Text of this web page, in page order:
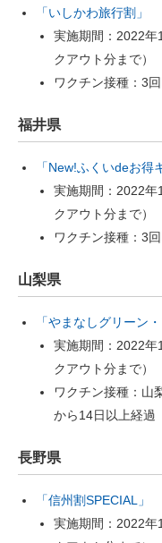
「いしかわ旅行割」
実施期間：2022年
クアウト分まで）
ワクチン接種：3
福井県
「New!ふくいdeお得
実施期間：2022年
クアウト分まで）
ワクチン接種：3
山梨県
「やまなしグリーン
実施期間：2022年
クアウト分まで）
ワクチン接種：山
から14日以上経過
長野県
「信州割SPECIAL」
実施期間：2022年